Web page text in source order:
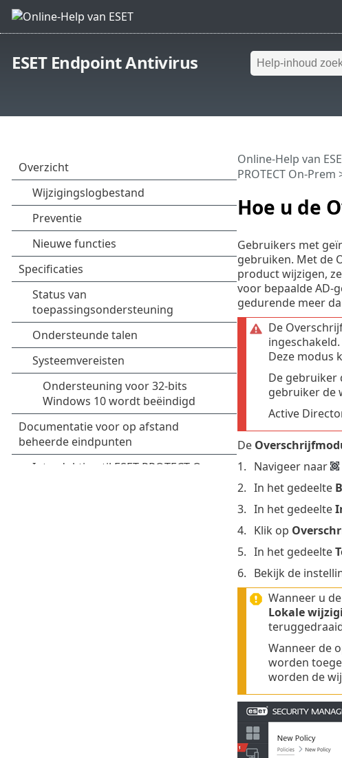
ESET Endpoint Antivirus
Hoe u de
Online-Help van
PROTECT On-Prem
Gebruikers met
gebruiken. Met de
product wijzigen,
voor bepaalde AD-
gedurende meer
De
Deze modus
De gebruiker
gebruiker de
Active
De
Navigeer naar
In het gedeelte
In het gedeelte
Klik op
In het gedeelte
Bekijk de
Wanneer u
Lokale
Wanneer de
worden
worden de